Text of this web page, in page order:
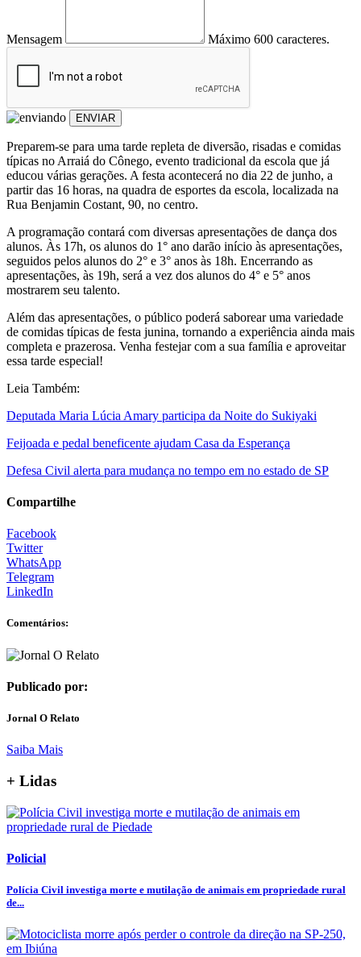
Mensagem Máximo 600 caracteres.
ENVIAR
Preparem-se para uma tarde repleta de diversão, risadas e comidas
típicas no Arraiá do Cônego, evento tradicional da escola que já
educou várias gerações. A festa acontecerá no dia 22 de junho, a
partir das 16 horas, na quadra de esportes da escola, localizada na
Rua Benjamin Costant, 90, no centro.
A programação contará com diversas apresentações de dança dos
alunos. Às 17h, os alunos do 1° ano darão início às apresentações,
seguidos pelos alunos do 2° e 3° anos às 18h. Encerrando as
apresentações, às 19h, será a vez dos alunos do 4° e 5° anos
mostrarem seu talento.
Além das apresentações, o público poderá saborear uma variedade
de comidas típicas de festa junina, tornando a experiência ainda mais
completa e prazerosa. Venha festejar com a sua família e aproveitar
essa tarde especial!
Leia Também:
Deputada Maria Lúcia Amary participa da Noite do Sukiyaki
Feijoada e pedal beneficente ajudam Casa da Esperança
Defesa Civil alerta para mudança no tempo em no estado de SP
Compartilhe
Facebook
Twitter
WhatsApp
Telegram
LinkedIn
Comentários:
Publicado por:
Jornal O Relato
Saiba Mais
+ Lidas
Policial
Polícia Civil investiga morte e mutilação de animais em propriedade rural
de...